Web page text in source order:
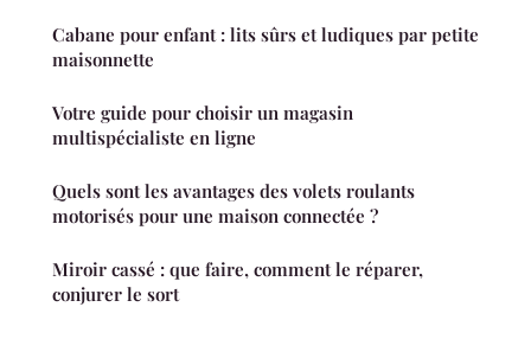
Cabane pour enfant : lits sûrs et ludiques par petite
maisonnette
Votre guide pour choisir un magasin
multispécialiste en ligne
Quels sont les avantages des volets roulants
motorisés pour une maison connectée ?
Miroir cassé : que faire, comment le réparer,
conjurer le sort